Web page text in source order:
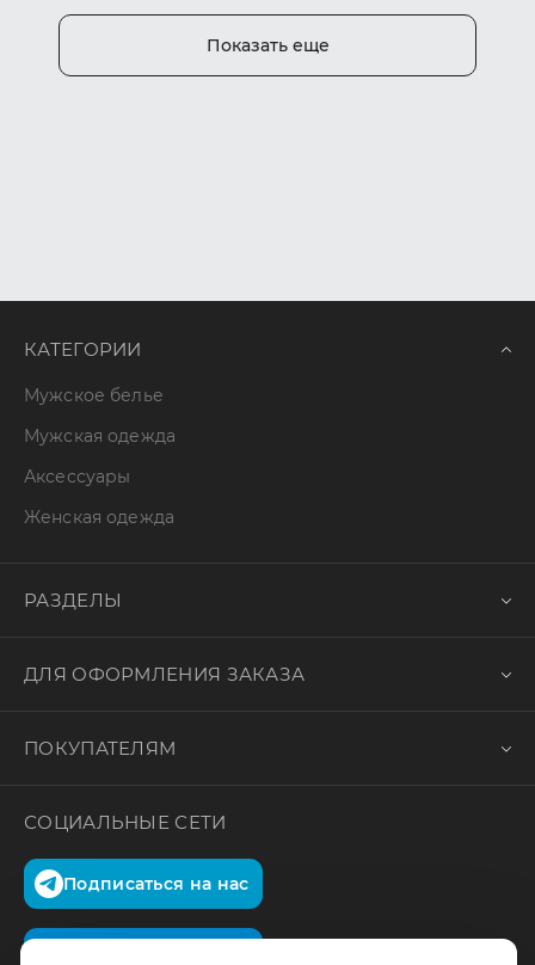
Показать еще
КАТЕГОРИИ
Мужское белье
Мужская одежда
Аксессуары
Женская одежда
РАЗДЕЛЫ
ДЛЯ ОФОРМЛЕНИЯ ЗАКАЗА
ПОКУПАТЕЛЯМ
СОЦИАЛЬНЫЕ СЕТИ
Подписаться на нас